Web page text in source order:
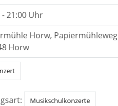
- 21:00 Uhr
Horw, Papiermühleweg
Horw
Musikschulkonzerte